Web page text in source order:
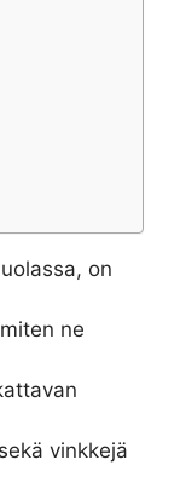
on
ne
vinkkejä